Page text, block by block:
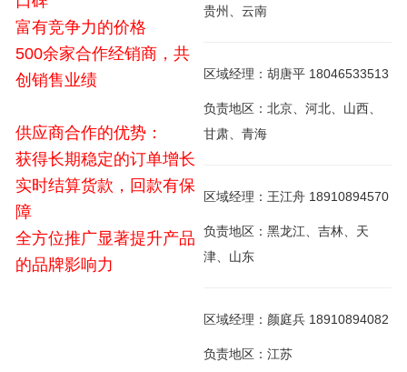
富有竞争力的价格
500余家合作经销商，共
创销售业绩
供应商合作的优势：
获得长期稳定的订单增长
实时结算货款，回款有保
障
全方位推广显著提升产品
的品牌影响力
贵州、云南
区域经理：胡唐平 18046533513
负责地区：北京、河北、山西、
甘肃、青海
区域经理：王江舟 18910894570
负责地区：黑龙江、吉林、天
津、山东
区域经理：颜庭兵 18910894082
负责地区：江苏